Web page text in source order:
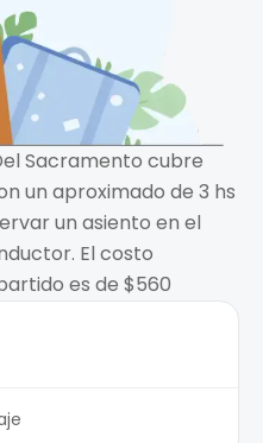
Sacramento cubre
un aproximado de 3 hs
un asiento en el
El costo
es de $560